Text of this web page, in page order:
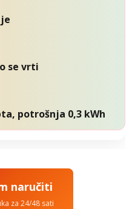
se vrti
potrošnja 0,3 kWh
naručiti
za 24/48 sati